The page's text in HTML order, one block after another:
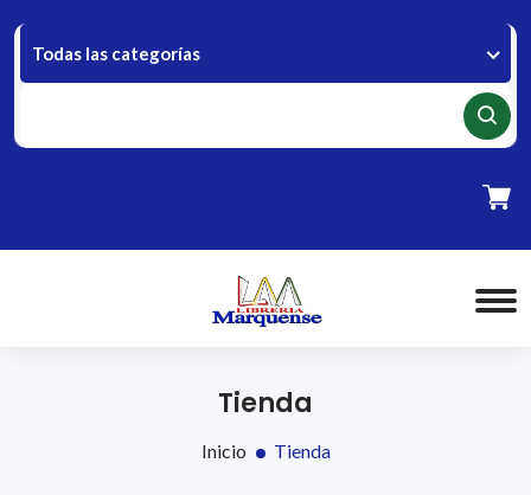
Todas las categorías
Tienda
Inicio Tienda